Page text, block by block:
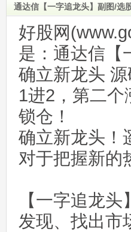
通达信【一字追龙头】副图/选
好股网
是：通达信【
确立新龙头 源
1进2，第二
锁仓！
确立新龙头！
对于把握新的
【一字追龙
发现、找出市